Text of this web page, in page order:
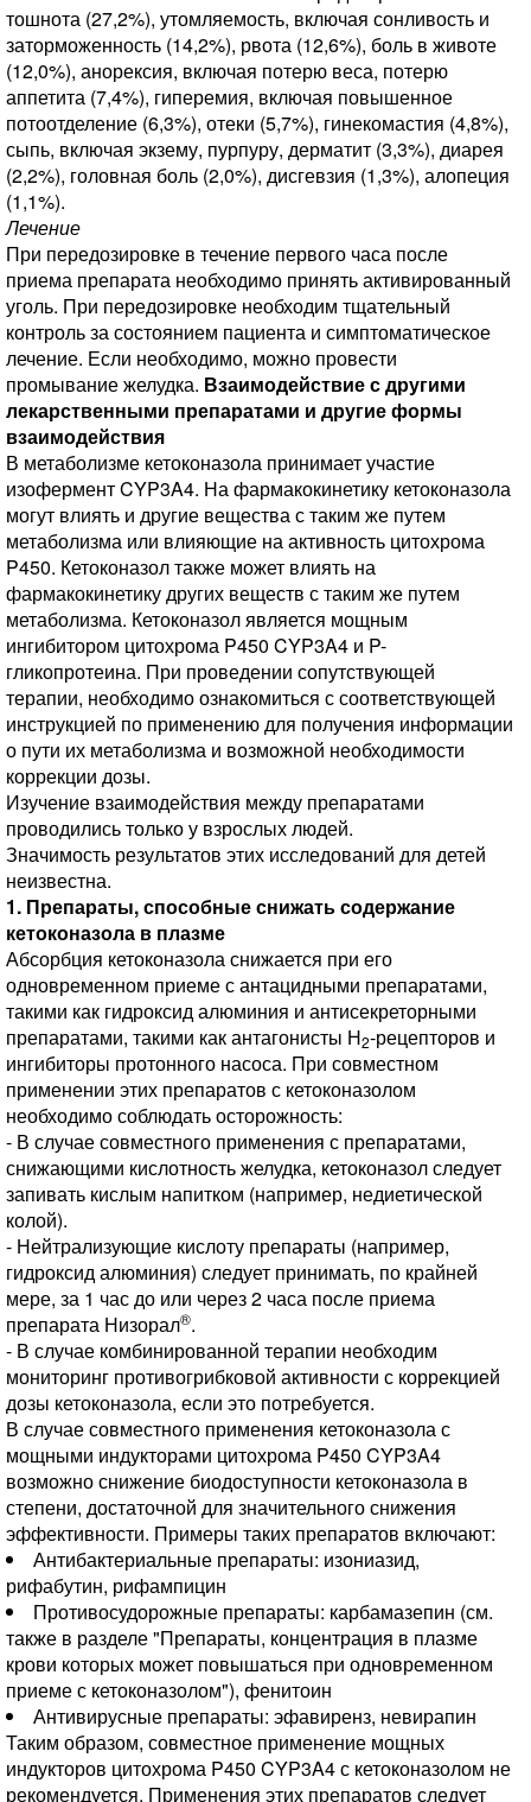
тошнота (27,2%), утомляемость, включая сонливость и
заторможенность (14,2%), рвота (12,6%), боль в животе
(12,0%), анорексия, включая потерю веса, потерю
аппетита (7,4%), гиперемия, включая повышенное
потоотделение (6,3%), отеки (5,7%), гинекомастия (4,8%),
сыпь, включая экзему, пурпуру, дерматит (3,3%), диарея
(2,2%), головная боль (2,0%), дисгевзия (1,3%), алопеция
(1,1%).
Лечение
При передозировке в течение первого часа после
приема препарата необходимо принять активированный
уголь. При передозировке необходим тщательный
контроль за состоянием пациента и симптоматическое
лечение. Если необходимо, можно провести
промывание желудка. Взаимодействие с другими
лекарственными препаратами и другие формы
взаимодействия
В метаболизме кетоконазола принимает участие
изофермент CYP3A4. На фармакокинетику кетоконазола
могут влиять и другие вещества с таким же путем
метаболизма или влияющие на активность цитохрома
P450. Кетоконазол также может влиять на
фармакокинетику других веществ с таким же путем
метаболизма. Кетоконазол является мощным
ингибитором цитохрома P450 CYP3A4 и P-
гликопротеина. При проведении сопутствующей
терапии, необходимо ознакомиться с соответствующей
инструкцией по применению для получения информации
о пути их метаболизма и возможной необходимости
коррекции дозы.
Изучение взаимодействия между препаратами
проводились только у взрослых людей.
Значимость результатов этих исследований для детей
неизвестна.
1. Препараты, способные снижать содержание
кетоконазола в плазме
Абсорбция кетоконазола снижается при его
одновременном приеме с антацидными препаратами,
такими как гидроксид алюминия и антисекреторными
препаратами, такими как антагонисты Н2-рецепторов и
ингибиторы протонного насоса. При совместном
применении этих препаратов с кетоконазолом
необходимо соблюдать осторожность:
- В случае совместного применения с препаратами,
снижающими кислотность желудка, кетоконазол следует
запивать кислым напитком (например, недиетической
колой).
- Нейтрализующие кислоту препараты (например,
гидроксид алюминия) следует принимать, по крайней
мере, за 1 час до или через 2 часа после приема
препарата Низорал®.
- В случае комбинированной терапии необходим
мониторинг противогрибковой активности с коррекцией
дозы кетоконазола, если это потребуется.
В случае совместного применения кетоконазола с
мощными индукторами цитохрома P450 CYP3A4
возможно снижение биодоступности кетоконазола в
степени, достаточной для значительного снижения
эффективности. Примеры таких препаратов включают:
Антибактериальные препараты: изониазид,
рифабутин, рифампицин
Противосудорожные препараты: карбамазепин (см.
также в разделе "Препараты, концентрация в плазме
крови которых может повышаться при одновременном
приеме с кетоконазолом"), фенитоин
Антивирусные препараты: эфавиренз, невирапин
Таким образом, совместное применение мощных
индукторов цитохрома P450 CYP3A4 с кетоконазолом не
рекомендуется. Применения этих препаратов следует